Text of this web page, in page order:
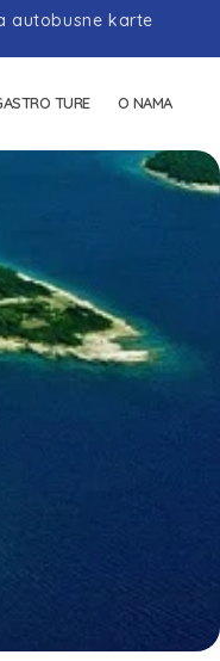
autobusne karte
TURE O NAMA